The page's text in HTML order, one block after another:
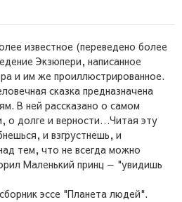
известное (переведено более
Экзюпери, написанное
и им же проиллюстрированное.
сказка предназначена
В ней рассказано о самом
о долге и верности…Читая эту
и взгрустнешь, и
тем, что не всегда можно
Маленький принц — "увидишь
эссе "Планета людей".